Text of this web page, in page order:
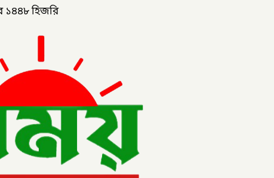
হিজরি